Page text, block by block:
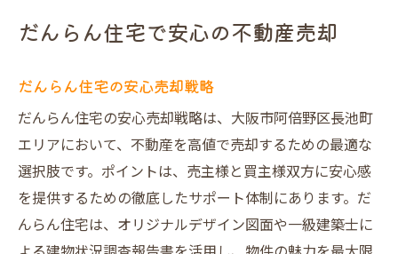
だんらん住宅で安心の不動産売却
だんらん住宅の安心売却戦略
だんらん住宅の安心売却戦略は、大阪市阿倍野区長池町
エリアにおいて、不動産を高値で売却するための最適な
選択肢です。ポイントは、売主様と買主様双方に安心感
を提供するための徹底したサポート体制にあります。だ
んらん住宅は、オリジナルデザイン図面や一級建築士に